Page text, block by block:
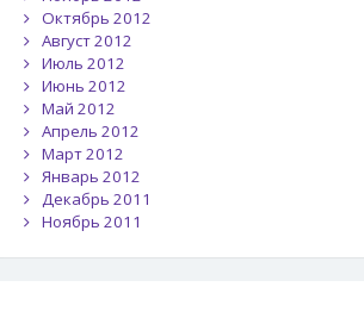
Октябрь 2012
Август 2012
Июль 2012
Июнь 2012
Май 2012
Апрель 2012
Март 2012
Январь 2012
Декабрь 2011
Ноябрь 2011